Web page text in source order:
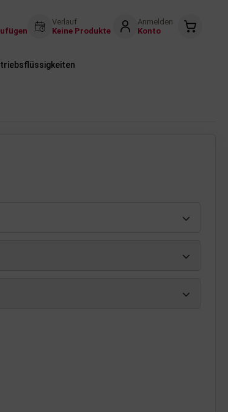
Verlauf
Keine Produkte
Anmelden
Konto